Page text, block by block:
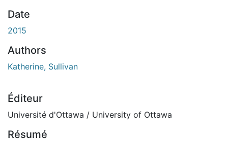
Date
2015
Authors
Katherine, Sullivan
Éditeur
Université d'Ottawa / University of Ottawa
Résumé